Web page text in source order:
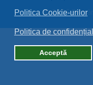
Politica Cookie-urilor
Politica de
Acceptă
© 2026